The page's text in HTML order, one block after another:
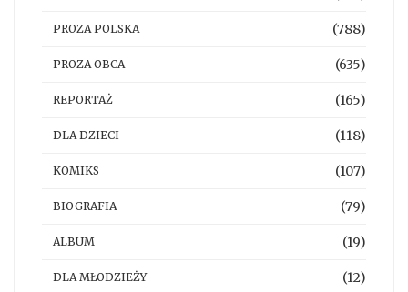
PROZA POLSKA (788)
PROZA OBCA (635)
REPORTAŻ (165)
DLA DZIECI (118)
KOMIKS (107)
BIOGRAFIA (79)
ALBUM (19)
DLA MŁODZIEŻY (12)